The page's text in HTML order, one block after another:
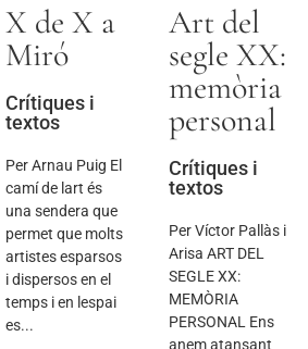
X de X a
Miró
Crítiques i
textos
Per Arnau Puig El
camí de lart és
una sendera que
permet que molts
artistes esparsos
i dispersos en el
temps i en lespai
es...
Art del
segle XX:
memòria
personal
Crítiques i
textos
Per Víctor Pallàs i
Arisa ART DEL
SEGLE XX:
MEMÒRIA
PERSONAL Ens
anem atansant